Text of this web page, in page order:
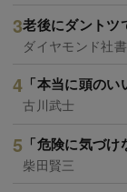
老後にダントツ
ダイヤモンド社
「本当に頭の
古川武士
「危険に気づ
柴田賢三